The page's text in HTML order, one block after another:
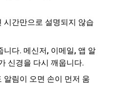
시간만으로 설명되지 않습
니다. 메신저, 이메일, 앱 알
신경을 다시 깨웁니다.
알림이 오면 손이 먼저 움